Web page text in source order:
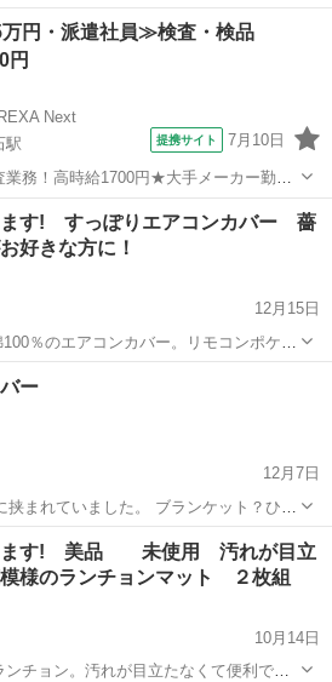
／31以降になります。 現状渡し
ファブリック、カバー ニトリ
円・派遣社員≫検査・検品
円
Next
駅
提携サイト 7月10日
業務！高時給1700円★大手メーカー勤
ーム寮完備★マイカー通勤OK＆工場敷地
の工場のお仕事 ◇空気
ブ...
その他
ます! すっぽりエアコンカバー 薔
好きな方に！
12月15日
％のエアコンカバー。リモコンポケッ
すると、ホコリを防げます。お洗濯でき
ー
12月7日
13日以降のお渡し
ファブリック、カバー ひざ掛け
ます! 美品 未使用 汚れが目立
様のランチョンマット ２枚組
10月14日
チョン。汚れが目立たなくて便利で